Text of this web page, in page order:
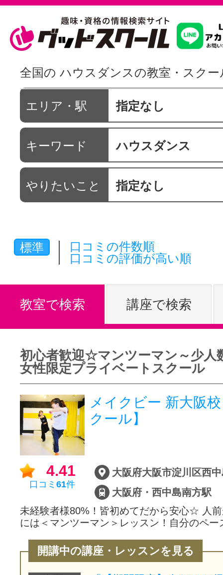
習いたいこ
スクールを
駅・路線か
通信講座を
体験レッス
やりたいこ
特集をみる
グッドスク
掲載のお問
サイトマッ
全国の ハウスダンスの教室・スクー
エリア・駅 指定なし
キーワード ハウスダンス
やりたいこと 指定なし
標準
口コミの件数順
口コミの評価が高い順
教室で検索 講座で検索
初心者歓迎☆マンツーマン～少
女性限定プライベートスクール
メイクビー 新大阪
クール】
4.41
口コミ 61件
大阪府・西中島南方駅
未経験者様80%！皆初めてだから安心☆ 人
には＜マンツーマン＞レッスン！自分のペ
開講中の講座・レッスンを見る